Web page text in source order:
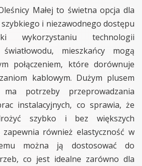
Małej to świetna opcja dla
i niezawodnego dostępu
wykorzystaniu technologii
mieszkańcy mogą
połączeniem, które dorównuje
kablowym. Dużym plusem
potrzeby przeprowadzania
instalacyjnych, co sprawia, że
szybko i bez większych
również elastyczność w
można ją dostosować do
co jest idealne zarówno dla